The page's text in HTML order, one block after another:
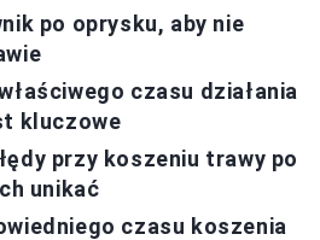
po oprysku, aby nie
czasu działania
kluczowe
przy koszeniu trawy po
unikać
czasu koszenia